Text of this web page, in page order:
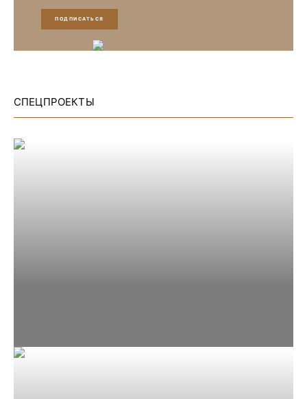
ПОДПИСАТЬСЯ
СПЕЦПРОЕКТЫ